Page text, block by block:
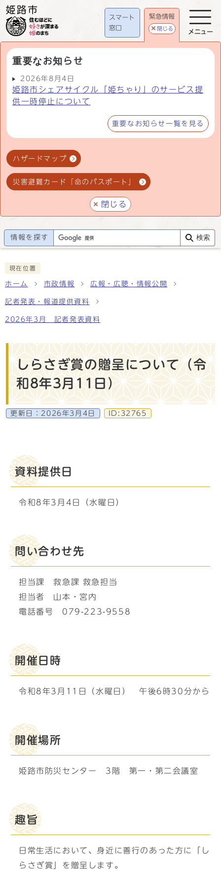
スマート
窓口
緊急情報
閉じる
重要なお知らせ
2026年8月4日
姫路市シェアサイクル「姫ちゃり」のサービス提
供一時停止について
重要なお知らせ一覧を見る
ハザードマップ
災害避難カード「命のパスポート」
閉じる
メニュー
情報を探す 検索
現在位置
ホーム 市政情報 広報・広聴・情報公開
記者発表・報道提供資料
2026年3月 記者発表資料
しらさぎ賞の贈呈について（令
和8年3月11日）
更新日： 2026年3月4日 ID:32765
資料提供日
令和8年3月4日（水曜日）
問い合わせ先
担当課 救急課 救急担当
担当者 山本・宮内
電話番号 079-223-9558
開催日時
令和8年3月11日（水曜日） 午後6時30分から
開催場所
姫路市防災センター 3階 第一・第二会議室
趣旨
日常生活において、身近に善行のあった方に「し
らさぎ賞」を贈呈します。